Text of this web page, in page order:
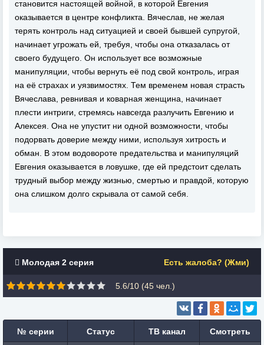
становится настоящей войной, в которой Евгения
оказывается в центре конфликта. Вячеслав, не желая
терять контроль над ситуацией и своей бывшей супругой,
начинает угрожать ей, требуя, чтобы она отказалась от
своего будущего. Он использует все возможные
манипуляции, чтобы вернуть её под свой контроль, играя
на её страхах и уязвимостях. Тем временем новая страсть
Вячеслава, ревнивая и коварная женщина, начинает
плести интриги, стремясь навсегда разлучить Евгению и
Алексея. Она не упустит ни одной возможности, чтобы
подорвать доверие между ними, используя хитрость и
обман. В этом водовороте предательства и манипуляций
Евгения оказывается в ловушке, где ей предстоит сделать
трудный выбор между жизнью, смертью и правдой, которую
она слишком долго скрывала от самой себя.
Молодая 2 серия Есть жалоба? (Жми)
5.6/10 (45 чел.)
№ серии Статус ТВ канал Смотреть